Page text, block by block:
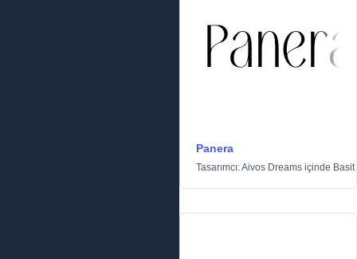
Panera
Tasarımcı:Aivos Dreams içinde Basit